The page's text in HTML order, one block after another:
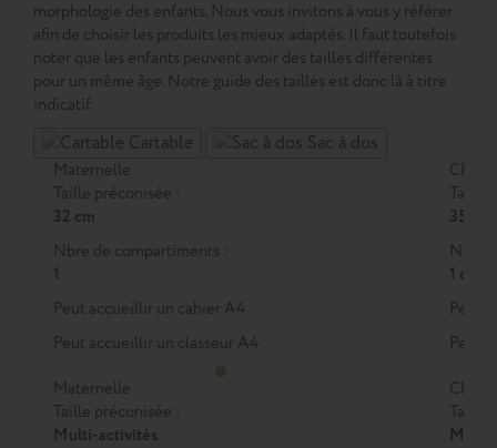
morphologie des enfants. Nous vous invitons à vous y référer
afin de choisir les produits les mieux adaptés. Il faut toutefois
noter que les enfants peuvent avoir des tailles différentes
pour un même âge. Notre guide des tailles est donc là à titre
indicatif.
Cartable Sac à dos
Maternelle
Taille préconisée :
32 cm
Nbre de compartiments :
1
Peut accueillir un cahier A4
Peut accueillir un classeur A4
CP
Taille
35 cm
Nbre
1 ou 2
Peut
Peut
Maternelle
Taille préconisée :
Multi-activités
CP
Taille
M